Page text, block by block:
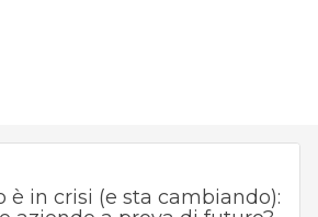
è in crisi (e sta cambiando):